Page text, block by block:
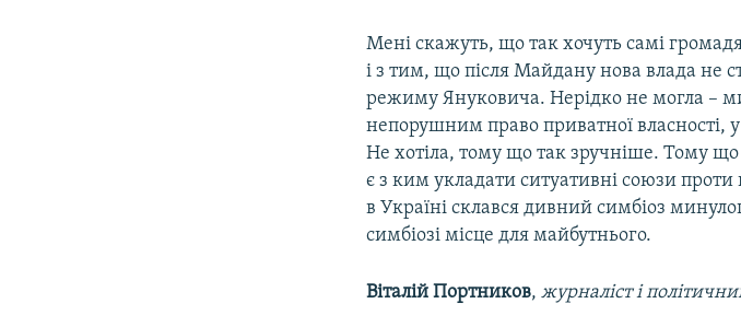
Мені скажуть, що так хочуть самі
і з тим, що після Майдану нова влада не
режиму Януковича. Нерідко не могла –
непорушним право приватної власності,
Не хотіла, тому що так зручніше. Тому
є з ким укладати ситуативні союзи проти
в Україні склався дивний симбіоз
симбіозі місце для майбутнього.
Віталій Портников,журналіст і